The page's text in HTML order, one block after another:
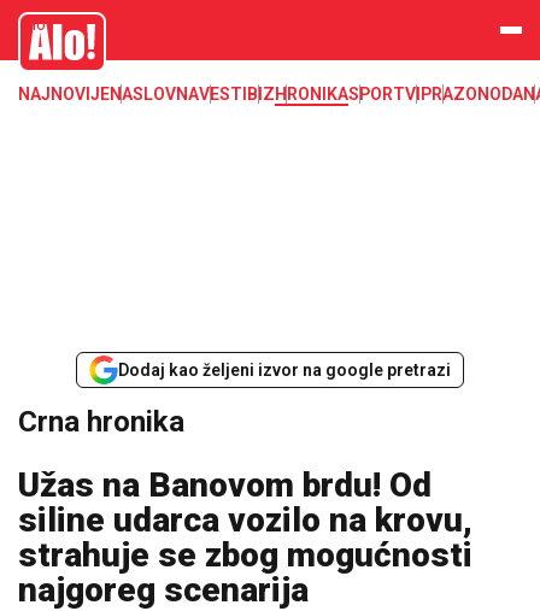
Crna hronika, smrt, ubistvo, likvidacija, krađa, pljačka, hapšenje, policija,
poginuli, zaplena, carina
Alo
NAJNOVIJENASLOVNAVESTI BIZHRONIKASPORTVIPRAZONODA
Dodaj kao željeni izvor na google pretrazi
Crna hronika
Užas na Banovom brdu! Od
siline udarca vozilo na krovu,
strahuje se zbog mogućnosti
najgoreg scenarija